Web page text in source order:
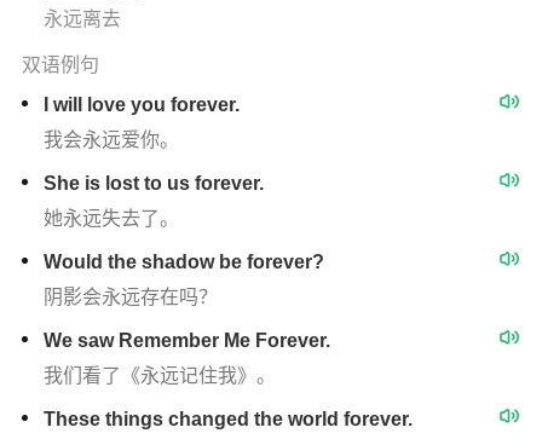
永远离去
双语例句
I will love you forever.
我会永远爱你。
She is lost to us forever.
她永远失去了。
Would the shadow be forever?
阴影会永远存在吗？
We saw Remember Me Forever.
我们看了《永远记住我》。
These things changed the world forever.